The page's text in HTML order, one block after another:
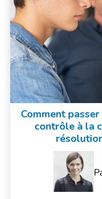
Comment
contrôle à la